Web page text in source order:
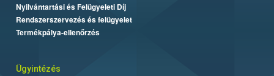
Nyilvántartási és Felügyeleti Díj
Rendszerszervezés és felügyelet
Termékpálya-ellenőrzés
Ügyintézés